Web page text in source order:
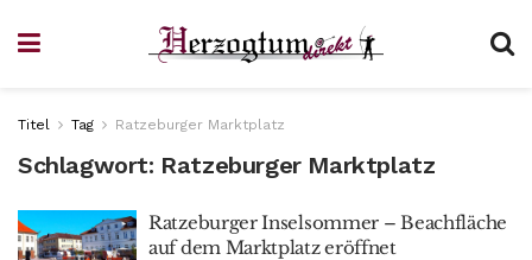
Titel Tag Ratzeburger Marktplatz
Schlagwort: Ratzeburger Marktplatz
Ratzeburger Inselsommer – Beachfläche
auf dem Marktplatz eröffnet